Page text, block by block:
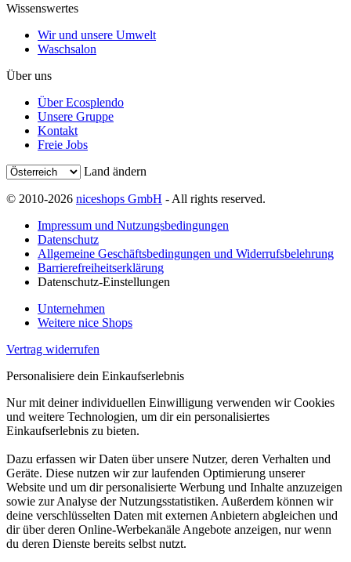
Wissenswertes
Wir und unsere Umwelt
Waschsalon
Über uns
Über Ecosplendo
Unsere Gruppe
Kontakt
Freie Jobs
Land ändern
© 2010-2026 niceshops GmbH - All rights reserved.
Impressum und Nutzungsbedingungen
Datenschutz
Allgemeine Geschäftsbedingungen und Widerrufsbelehrung
Barrierefreiheitserklärung
Datenschutz-Einstellungen
Unternehmen
Weitere nice Shops
Vertrag widerrufen
Personalisiere dein Einkaufserlebnis
Nur mit deiner individuellen Einwilligung verwenden wir Cookies
und weitere Technologien, um dir ein personalisiertes
Einkaufserlebnis zu bieten.
Dazu erfassen wir Daten über unsere Nutzer, deren Verhalten und
Geräte. Diese nutzen wir zur laufenden Optimierung unserer
Website und um dir personalisierte Werbung und Inhalte anzuzeigen
sowie zur Analyse der Nutzungsstatistiken. Außerdem können wir
deine verschlüsselten Daten mit externen Anbietern abgleichen und
dir über deren Online-Werbekanäle Angebote anzeigen, nur wenn
du deren Dienste bereits selbst nutzt.